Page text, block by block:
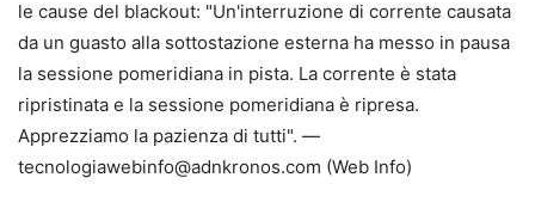
le cause del blackout: "Un'interruzione di corrente causata
da un guasto alla sottostazione esterna ha messo in pausa
la sessione pomeridiana in pista. La corrente è stata
ripristinata e la sessione pomeridiana è ripresa.
Apprezziamo la pazienza di tutti". —
tecnologiawebinfo@adnkronos.com (Web Info)